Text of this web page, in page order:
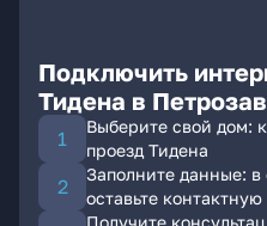
Подключить
Тидена в
Выберите свой дом:
проезд Тидена
Заполните данные:
оставьте
Получите